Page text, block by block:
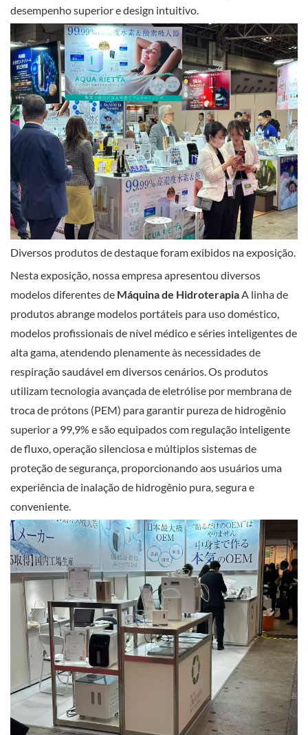
desempenho superior e design intuitivo.
Diversos produtos de destaque foram exibidos na exposição.
Nesta exposição, nossa empresa apresentou diversos
modelos diferentes de Máquina de Hidroterapia A linha de
produtos abrange modelos portáteis para uso doméstico,
modelos profissionais de nível médico e séries inteligentes de
alta gama, atendendo plenamente às necessidades de
respiração saudável em diversos cenários. Os produtos
utilizam tecnologia avançada de eletrólise por membrana de
troca de prótons (PEM) para garantir pureza de hidrogênio
superior a 99,9% e são equipados com regulação inteligente
de fluxo, operação silenciosa e múltiplos sistemas de
proteção de segurança, proporcionando aos usuários uma
experiência de inalação de hidrogênio pura, segura e
conveniente.